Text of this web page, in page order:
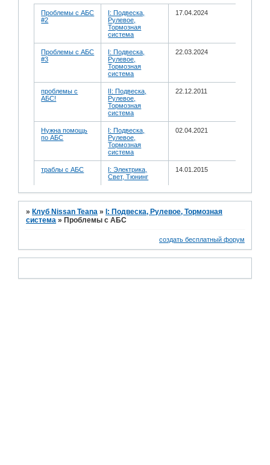
Проблемы с АБС
#2
I: Подвеска,
Рулевое,
Тормозная
система
17.04.2024
Проблемы с АБС
#3
I: Подвеска,
Рулевое,
Тормозная
система
22.03.2024
проблемы с
АБС!
II: Подвеска,
Рулевое,
Тормозная
система
22.12.2011
Нужна помощь
по АБС
I: Подвеска,
Рулевое,
Тормозная
система
02.04.2021
траблы с АБС
I: Электрика,
Свет, Тюнинг
14.01.2015
» Клуб Nissan Teana » I: Подвеска, Рулевое, Тормозная
система » Проблемы с АБС
создать бесплатный форум